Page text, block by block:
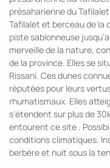
présaharienne du
Tafilalet et berceau de la
piste sablonneuse
merveille de la nature,
de la province. Elles se
Rissani. Ces dunes
réputées pour leurs
rhumatismaux. Elles
s'étendent sur plus de
entourent ce site .
conditions climatiques.
berbère et nuit sous la